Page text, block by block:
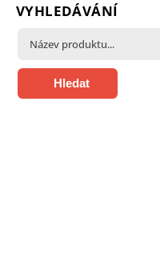
VYHLEDÁVÁNÍ
Hledat